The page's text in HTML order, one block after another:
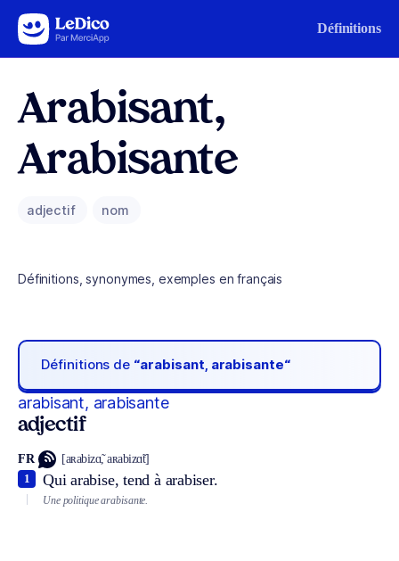
Aller au contenu Définitions
Arabisant,
Arabisante
adjectif nom
Définitions, synonymes, exemples en français
Définitions de “arabisant, arabisante“
arabisant, arabisante
adjectif
FR [aʀabizɑ̃, aʀabizɑ̃t]
Qui arabise, tend à arabiser.
1
Une politique arabisante.